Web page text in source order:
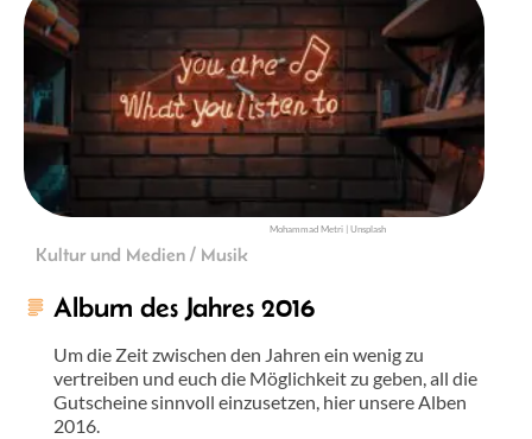
Mohammad Metri | Unsplash
Kultur und Medien / Musik
Album des Jahres 2016
Um die Zeit zwischen den Jahren ein wenig zu
vertreiben und euch die Möglichkeit zu geben, all die
Gutscheine sinnvoll einzusetzen, hier unsere Alben
2016.